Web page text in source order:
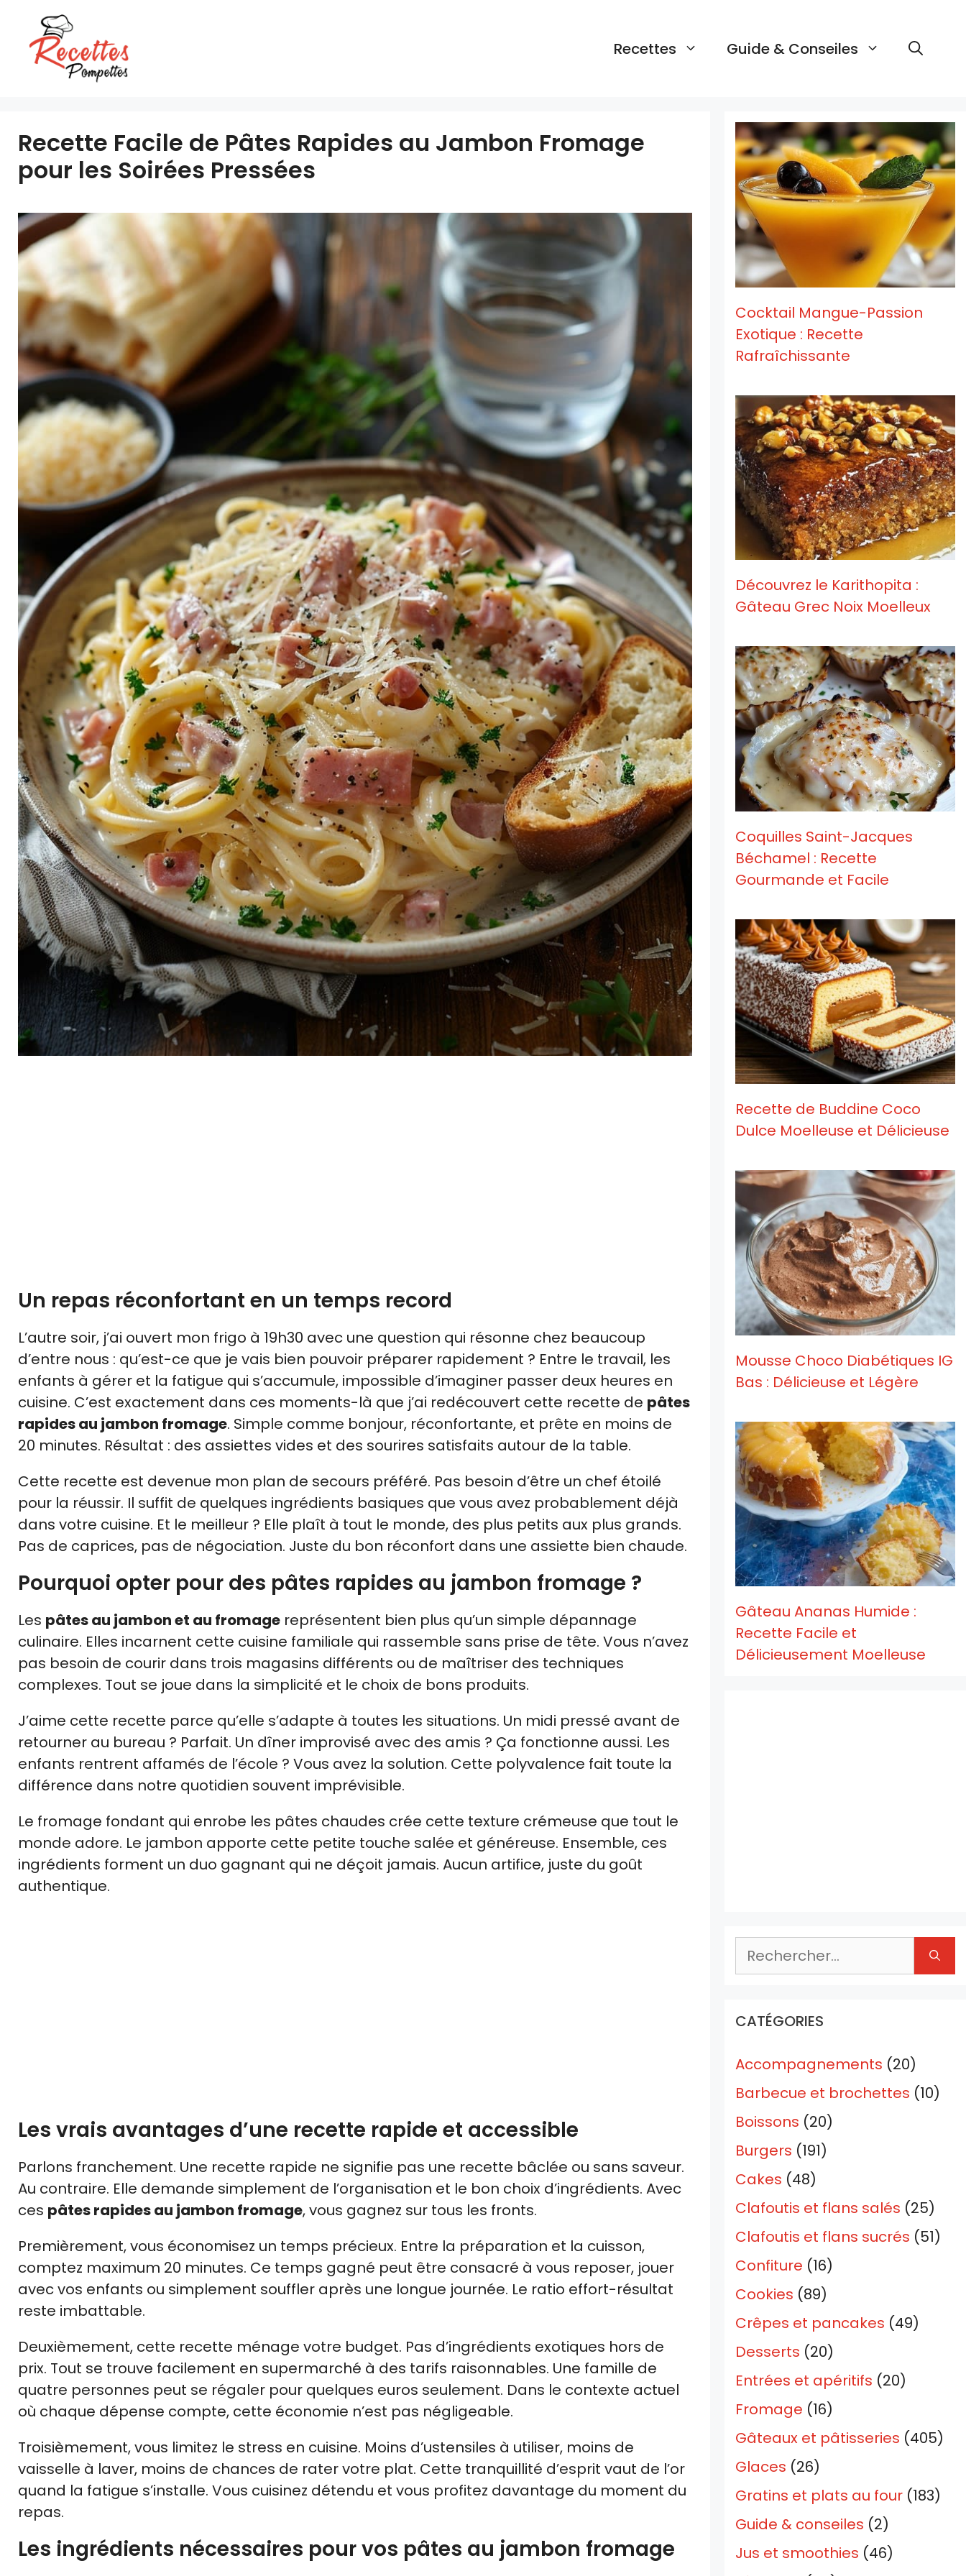
contenu
Recettes Guide & Conseiles
Recette Facile de Pâtes Rapides au Jambon Fromage
pour les Soirées Pressées
Un repas réconfortant en un temps record
L’autre soir, j’ai ouvert mon frigo à 19h30 avec une question qui résonne chez beaucoup
d’entre nous : qu’est-ce que je vais bien pouvoir préparer rapidement ? Entre le travail, les
enfants à gérer et la fatigue qui s’accumule, impossible d’imaginer passer deux heures en
cuisine. C’est exactement dans ces moments-là que j’ai redécouvert cette recette de pâtes
rapides au jambon fromage. Simple comme bonjour, réconfortante, et prête en moins de
20 minutes. Résultat : des assiettes vides et des sourires satisfaits autour de la table.
Cette recette est devenue mon plan de secours préféré. Pas besoin d’être un chef étoilé
pour la réussir. Il suffit de quelques ingrédients basiques que vous avez probablement déjà
dans votre cuisine. Et le meilleur ? Elle plaît à tout le monde, des plus petits aux plus grands.
Pas de caprices, pas de négociation. Juste du bon réconfort dans une assiette bien chaude.
Pourquoi opter pour des pâtes rapides au jambon fromage ?
Les pâtes au jambon et au fromage représentent bien plus qu’un simple dépannage
culinaire. Elles incarnent cette cuisine familiale qui rassemble sans prise de tête. Vous n’avez
pas besoin de courir dans trois magasins différents ou de maîtriser des techniques
complexes. Tout se joue dans la simplicité et le choix de bons produits.
J’aime cette recette parce qu’elle s’adapte à toutes les situations. Un midi pressé avant de
retourner au bureau ? Parfait. Un dîner improvisé avec des amis ? Ça fonctionne aussi. Les
enfants rentrent affamés de l’école ? Vous avez la solution. Cette polyvalence fait toute la
différence dans notre quotidien souvent imprévisible.
Le fromage fondant qui enrobe les pâtes chaudes crée cette texture crémeuse que tout le
monde adore. Le jambon apporte cette petite touche salée et généreuse. Ensemble, ces
ingrédients forment un duo gagnant qui ne déçoit jamais. Aucun artifice, juste du goût
authentique.
Les vrais avantages d’une recette rapide et accessible
Parlons franchement. Une recette rapide ne signifie pas une recette bâclée ou sans saveur.
Au contraire. Elle demande simplement de l’organisation et le bon choix d’ingrédients. Avec
ces pâtes rapides au jambon fromage, vous gagnez sur tous les fronts.
Premièrement, vous économisez un temps précieux. Entre la préparation et la cuisson,
comptez maximum 20 minutes. Ce temps gagné peut être consacré à vous reposer, jouer
avec vos enfants ou simplement souffler après une longue journée. Le ratio effort-résultat
reste imbattable.
Deuxièmement, cette recette ménage votre budget. Pas d’ingrédients exotiques hors de
prix. Tout se trouve facilement en supermarché à des tarifs raisonnables. Une famille de
quatre personnes peut se régaler pour quelques euros seulement. Dans le contexte actuel
où chaque dépense compte, cette économie n’est pas négligeable.
Troisièmement, vous limitez le stress en cuisine. Moins d’ustensiles à utiliser, moins de
vaisselle à laver, moins de chances de rater votre plat. Cette tranquillité d’esprit vaut de l’or
quand la fatigue s’installe. Vous cuisinez détendu et vous profitez davantage du moment du
repas.
Les ingrédients nécessaires pour vos pâtes au jambon fromage
Cocktail Mangue-Passion
Exotique : Recette
Rafraîchissante
Découvrez le Karithopita :
Gâteau Grec Noix Moelleux
Coquilles Saint-Jacques
Béchamel : Recette
Gourmande et Facile
Recette de Buddine Coco
Dulce Moelleuse et Délicieuse
Mousse Choco Diabétiques IG
Bas : Délicieuse et Légère
Gâteau Ananas Humide :
Recette Facile et
Délicieusement Moelleuse
Rechercher :
CATÉGORIES
Accompagnements (20)
Barbecue et brochettes (10)
Boissons (20)
Burgers (191)
Cakes (48)
Clafoutis et flans salés (25)
Clafoutis et flans sucrés (51)
Confiture (16)
Cookies (89)
Crêpes et pancakes (49)
Desserts (20)
Entrées et apéritifs (20)
Fromage (16)
Gâteaux et pâtisseries (405)
Glaces (26)
Gratins et plats au four (183)
Guide & conseiles (2)
Jus et smoothies (46)